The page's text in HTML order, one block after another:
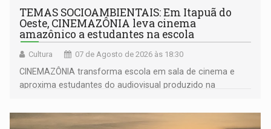
TEMAS SOCIOAMBIENTAIS: Em Itapuã do
Oeste, CINEMAZÔNIA leva cinema
amazônico a estudantes na escola
Cultura 07 de Agosto de 2026 às 18:30
CINEMAZÔNIA transforma escola em sala de cinema e
aproxima estudantes do audiovisual produzido na